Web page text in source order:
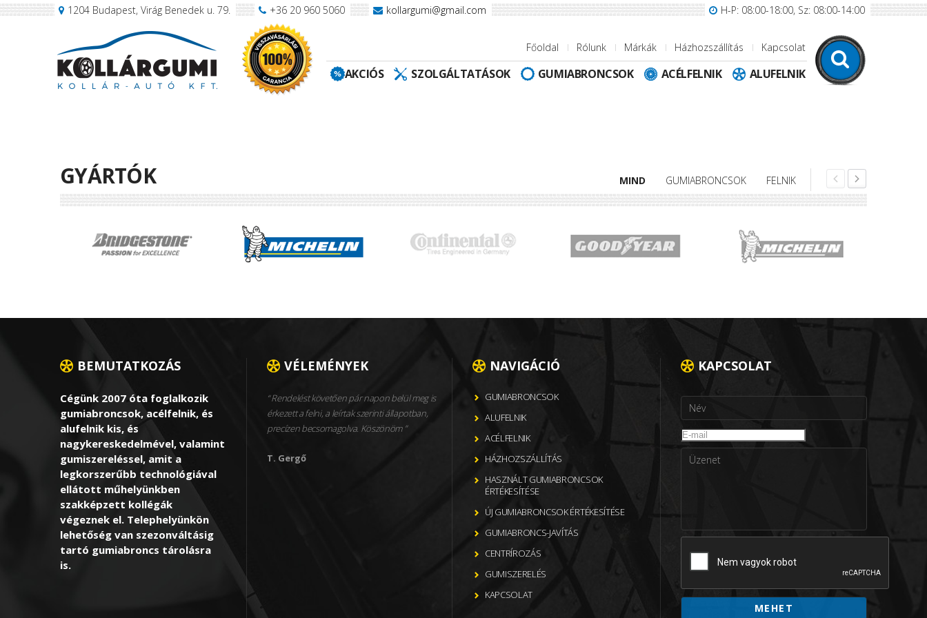
1204 Budapest, Virág Benedek u. 79. +36 20 960 5060 kollargumi@gmail.com H-P: 08:00-18:00, Sz: 08:00-14:00
Főoldal Rólunk Márkák Házhozszállítás Kapcsolat
AKCIÓS SZOLGÁLTATÁSOK GUMIABRONCSOK ACÉLFELNIK ALUFELNIK
GYÁRTÓK MIND GUMIABRONCSOK FELNIK
BEMUTATKOZÁS
Cégünk 2007 óta foglalkozik
gumiabroncsok, acélfelnik, és
alufelnik kis, és
nagykereskedelmével, valamint
gumiszereléssel, amit a
legkorszerűbb technológiával
ellátott műhelyünkben
szakképzett kollégák
végeznek el. Telephelyünkön
lehetőség van szezonváltásig
tartó gumiabroncs tárolásra
is.
VÉLEMÉNYEK
Rendelést követően pár napon belül meg is
érkezett a felni, a leírtak szerinti állapotban,
precízen becsomagolva. Köszönöm
T. Gergő
NAVIGÁCIÓ
GUMIABRONCSOK
ALUFELNIK
ACÉLFELNIK
HÁZHOZSZÁLLÍTÁS
HASZNÁLT GUMIABRONCSOK
ÉRTÉKESÍTÉSE
ÚJ GUMIABRONCSOK ÉRTÉKESÍTÉSE
GUMIABRONCS-JAVÍTÁS
CENTRÍROZÁS
GUMISZERELÉS
KAPCSOLAT
KAPCSOLAT